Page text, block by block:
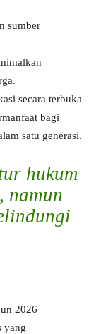
sumber
secara terbuka
bagi
satu generasi.
hukum
, namun
2026
yang